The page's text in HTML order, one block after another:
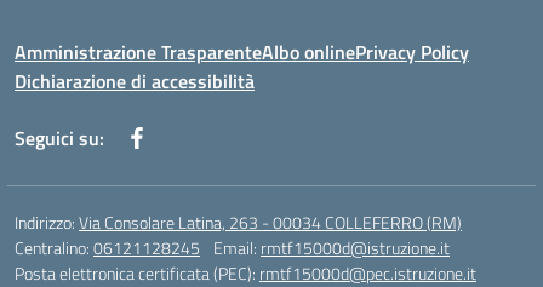
Amministrazione TrasparenteAlbo onlinePrivacy Policy
Dichiarazione di accessibilità
Seguici su:
Indirizzo:Via Consolare Latina, 263 - 00034 COLLEFERRO (RM)
Centralino:06121128245 Email: rmtf15000d@istruzione.it
Posta elettronica certificata (PEC): rmtf15000d@pec.istruzione.it